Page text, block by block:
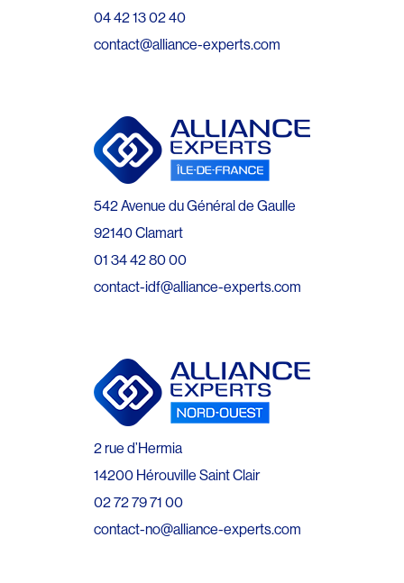
04 42 13 02 40
contact@alliance-experts.com
542 Avenue du Général de Gaulle
92140 Clamart
01 34 42 80 00
contact-idf@alliance-experts.com
2 rue d’Hermia
14200 Hérouville Saint Clair
02 72 79 71 00
contact-no@alliance-experts.com